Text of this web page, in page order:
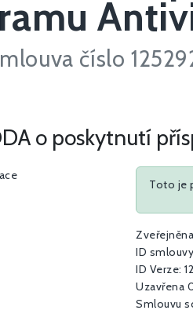
číslo
o poskytnutí
Toto je
Zveřejněna
ID smlouvy
ID Verze:
Uzavřena
Smlouvu